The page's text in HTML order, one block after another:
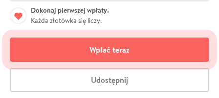
Dokonaj pierwszej wpłaty.
Każda złotówka się liczy.
Wpłać teraz
Udostępnij